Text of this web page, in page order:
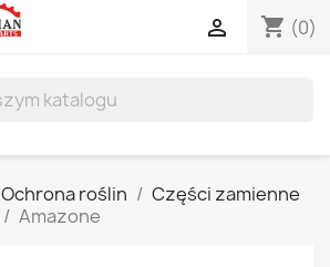
shopping_cart (0)

Ochrona roślin
Części zamienne
Amazone